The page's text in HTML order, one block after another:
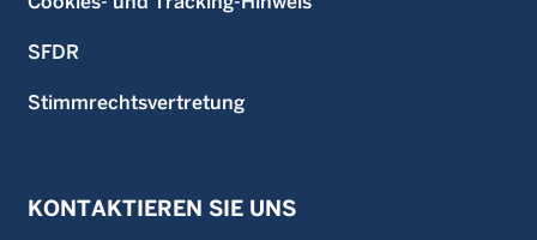
SFDR
Stimmrechtsvertretung
KONTAKTIEREN SIE UNS